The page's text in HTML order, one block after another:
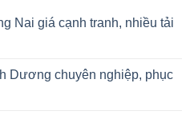
Nai giá cạnh tranh, nhiều tải
Dương chuyên nghiệp, phục